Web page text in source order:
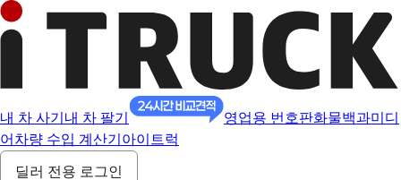
내 차 사기 내 차 팔기 영업용 번호판화물백과미디
어 차량 수입 계산기 아이트럭
딜러 전용 로그인